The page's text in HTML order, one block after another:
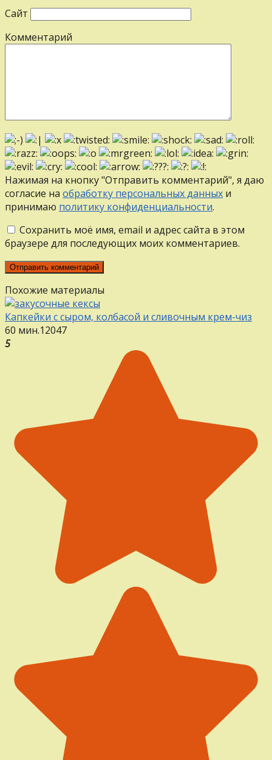
Сайт
Комментарий
Нажимая на кнопку "Отправить комментарий", я даю
согласие на обработку персональных данных и
принимаю политику конфиденциальности.
Сохранить моё имя, email и адрес сайта в этом
браузере для последующих моих комментариев.
Похожие материалы
Капкейки с сыром, колбасой и сливочным крем-чиз
60 мин.12047
5